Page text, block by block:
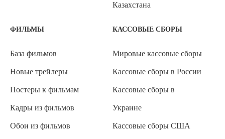
Казахстана
ФИЛЬМЫ
База фильмов
Новые трейлеры
Постеры к фильмам
Кадры из фильмов
Обои из фильмов
КАССОВЫЕ СБОРЫ
Мировые кассовые сборы
Кассовые сборы в России
Кассовые сборы в
Украине
Кассовые сборы США